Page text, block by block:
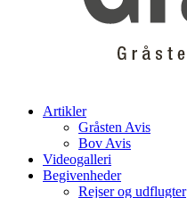
Artikler
Gråsten Avis
Bov Avis
Videogalleri
Begivenheder
Rejser og udflugter